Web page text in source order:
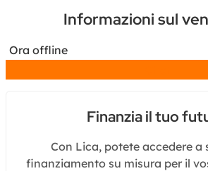
Informazioni sul
Ora offline
Finanzia il tuo
Con Lica, potete accedere a
finanziamento su misura per il